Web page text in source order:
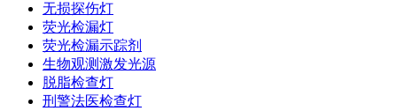
无损探伤灯
荧光检漏灯
荧光检漏示踪剂
生物观测激发光源
脱脂检查灯
刑警法医检查灯